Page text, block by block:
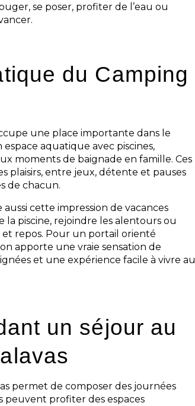
se poser, profiter de l’eau ou
du Camping
une place importante dans le
espace aquatique avec piscines,
moments de baignade en famille. Ces
plaisirs, entre jeux, détente et pauses
de chacun.
cette impression de vacances
piscine, rejoindre les alentours ou
repos. Pour un portail orienté
apporte une vraie sensation de
et une expérience facile à vivre au
un séjour au
permet de composer des journées
peuvent profiter des espaces